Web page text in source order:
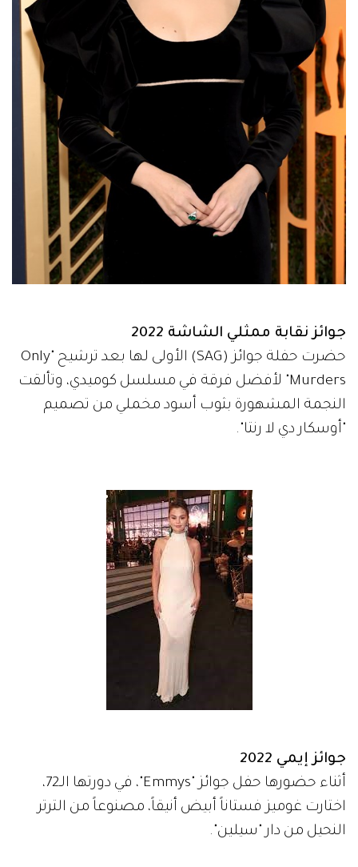
جوائز نقابة ممثلي الشاشة 2022
حضرت حفلة جوائز (SAG) الأولى لها بعد ترشيح "Only
Murders" لأفضل فرقة في مسلسل كوميدي، وتألقت
النجمة المشهورة بثوب أسود مخملي من تصميم
"أوسكار دي لا رنتا".
جوائز إيمي 2022
أثناء حضورها حفل جوائز "Emmys"، في دورتها الـ72،
اختارت غوميز فستاناً أبيض أنيقاً، مصنوعاً من الترتر
النحيل من دار "سيلين".